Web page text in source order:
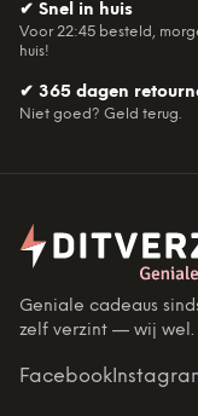
✔ Snel in huis
Voor 22:45 besteld,
huis!
✔ 365 dagen
Niet goed? Geld terug.
Geniale cadeaus
zelf verzint — wij wel.
Facebook